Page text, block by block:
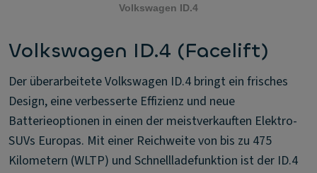
Volkswagen ID.4
Volkswagen ID.4 (Facelift)
Der überarbeitete Volkswagen ID.4 bringt ein frisches
Design, eine verbesserte Effizienz und neue
Batterieoptionen in einen der meistverkauften Elektro-
SUVs Europas. Mit einer Reichweite von bis zu 475
Kilometern (WLTP) und Schnellladefunktion ist der ID.4